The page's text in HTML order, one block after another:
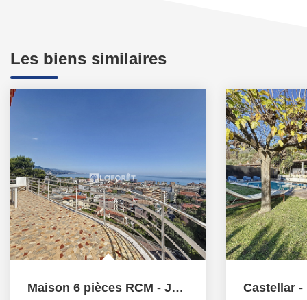
Les biens similaires
Maison 6 pièces RCM - Jardin - Garage : vue mer panoramique